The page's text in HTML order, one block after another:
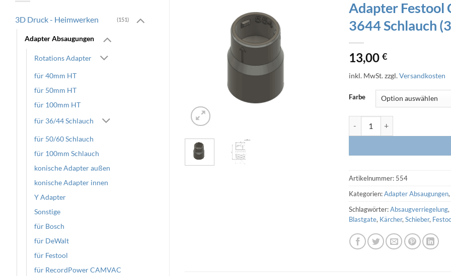
3D Druck - Heimwerken (151)
Adapter Absaugungen
Rotations Adapter
für 40mm HT
für 50mm HT
für 100mm HT
für 36/44 Schlauch
für 50/60 Schlauch
für 100mm Schlauch
konische Adapter außen
konische Adapter innen
Y Adapter
Sonstige
für Bosch
für DeWalt
für Festool
für RecordPower CAMVAC
Adapter Festool
3644 Schlauch
13,00 €
inkl. MwSt.zzgl.Versandkosten
Farbe
Artikelnummer: 554
Kategorien:Adapter Absaugungen,
Schlagwörter:Absaugverriegelung,
Blastgate, Kärcher, Schieber,